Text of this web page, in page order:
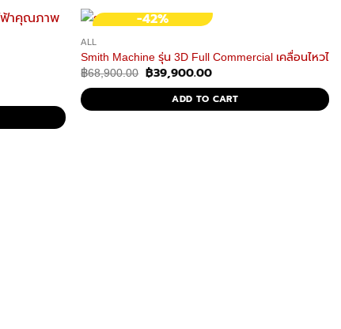
-42%
ALL
Smith Machine รุ่น 3D Full Commercial เคลื่อนไหวไ
฿68,900.00 Original
฿68,900.00.
฿39,900.00Current
is:
฿39,900.00.
ADD TO CART